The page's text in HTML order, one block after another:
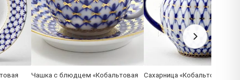
Чашка с блюдцем «Кобальтовая
Сахарница «Кобальтовая